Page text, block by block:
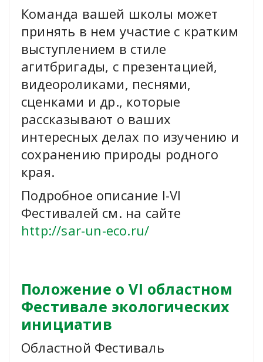
Команда вашей школы может
принять в нем участие с кратким
выступлением в стиле
агитбригады, с презентацией,
видеороликами, песнями,
сценками и др., которые
рассказывают о ваших
интересных делах по изучению и
сохранению природы родного
края.
Подробное описание I-VI
Фестивалей см. на сайте
http://sar-un-eco.ru/
Положение о VI областном
Фестивале экологических
инициатив
Областной Фестиваль